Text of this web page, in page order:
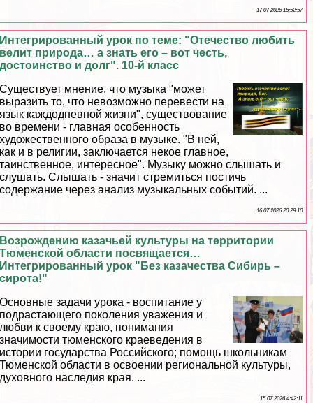
17 07 2026 15:52:57
Интегрированный урок по теме: "Отечество любить
велит природа… а знать его – вот честь,
достоинство и долг". 10-й класс
Существует мнение, что музыка "может
выразить то, что невозможно перевести на
язык каждодневной жизни", существование
во времени - главная особенность
художественного образа в музыке. "В ней,
как и в религии, заключается некое главное,
таинственное, интересное". Музыку можно слышать и
слушать. Слышать - значит стремиться постичь
содержание через анализ музыкальных событий. ...
16 07 2026 20:29:10
Возрождению казачьей культуры на территории
Тюменской области посвящается…
Интегрированный урок "Без казачества Сибирь –
сирота!"
Основные задачи урока - воспитание у
подрастающего поколения уважения и
любви к своему краю, понимания
значимости тюменского краеведения в
истории государства Российского; помощь школьникам
Тюменской области в освоении региональной культуры,
духовного наследия края. ...
15 07 2026 4:42:11